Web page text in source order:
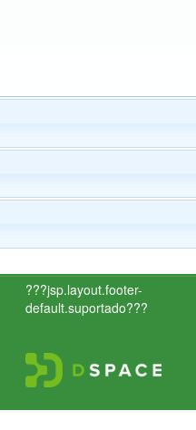
???jsp.layout.footer-
default.suportado???